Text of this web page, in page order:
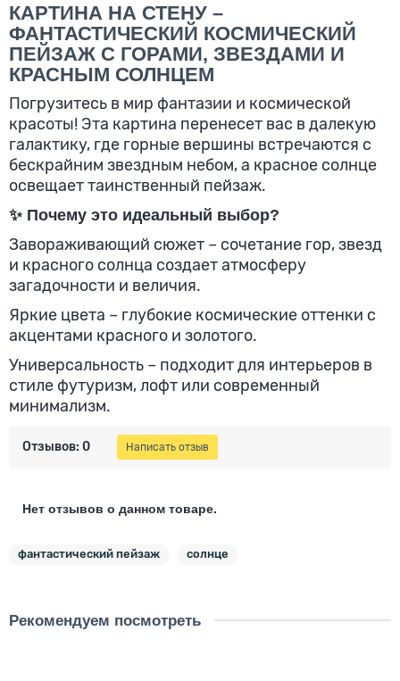
КАРТИНА НА СТЕНУ –
ФАНТАСТИЧЕСКИЙ КОСМИЧЕСКИЙ
ПЕЙЗАЖ С ГОРАМИ, ЗВЕЗДАМИ И
КРАСНЫМ СОЛНЦЕМ
Погрузитесь в мир фантазии и космической
красоты! Эта картина перенесет вас в далекую
галактику, где горные вершины встречаются с
бескрайним звездным небом, а красное солнце
освещает таинственный пейзаж.
✨ Почему это идеальный выбор?
Завораживающий сюжет – сочетание гор, звезд
и красного солнца создает атмосферу
загадочности и величия.
Яркие цвета – глубокие космические оттенки с
акцентами красного и золотого.
Универсальность – подходит для интерьеров в
стиле футуризм, лофт или современный
минимализм.
Отзывов: 0 Написать отзыв
Нет отзывов о данном товаре.
фантастический пейзаж солнце
Рекомендуем посмотреть